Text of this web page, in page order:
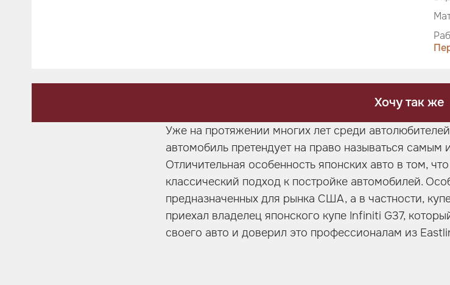
Хочу так же
Уже на протяжении многих лет среди
автомобиль претендует на право называться
Отличительная особенность японских авто в том,
классический подход к постройке автомобилей.
предназначенных для рынка США, а в частности,
приехал владелец японского купе Infiniti G37,
своего авто и доверил это профессионалам из